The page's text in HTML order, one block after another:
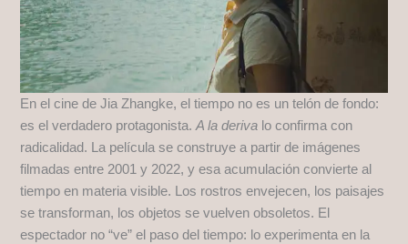
En el cine de Jia Zhangke, el tiempo no es un telón de fondo:
es el verdadero protagonista.A la deriva lo confirma con
radicalidad. La película se construye a partir de imágenes
filmadas entre 2001 y 2022, y esa acumulación convierte al
tiempo en materia visible. Los rostros envejecen, los paisajes
se transforman, los objetos se vuelven obsoletos. El
espectador no “ve” el paso del tiempo: lo experimenta en la